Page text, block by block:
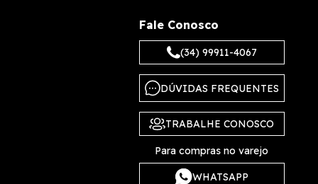
Fale Conosco
(34) 99911-4067
DÚVIDAS FREQUENTES
TRABALHE CONOSCO
Para compras no varejo
WHATSAPP